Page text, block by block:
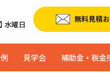
水曜日
見学会 補助金・税金